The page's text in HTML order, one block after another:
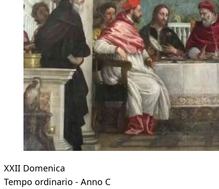
XXII Domenica
Tempo ordinario - Anno C